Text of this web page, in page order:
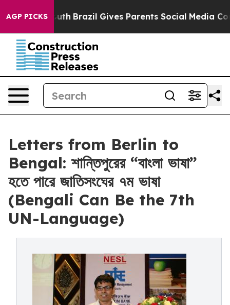
AGP PICKS
Youth Brazil Gives Parents Social Media Controls for
Letters from Berlin to
Bengal: শান্তিপুরের “বাংলা ভাষা”
হতে পারে জাতিসংঘের ৭ম ভাষা
(Bengali Can Be the 7th
UN-Language)